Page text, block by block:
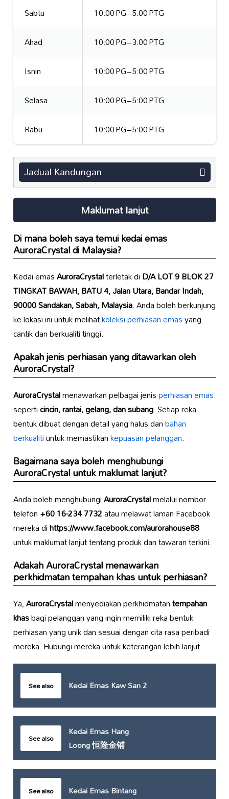
Sabtu
10:00 PG–5:00 PTG
Ahad
10:00 PG–3:00 PTG
Isnin
10:00 PG–5:00 PTG
Selasa
10:00 PG–5:00 PTG
Rabu
10:00 PG–5:00 PTG
Jadual Kandungan
Maklumat lanjut
Di mana boleh saya temui kedai emas
AuroraCrystal di Malaysia?
Kedai emasAuroraCrystalterletak diD/A LOT 9 BLOK 27
TINGKAT BAWAH, BATU 4, Jalan Utara, Bandar Indah,
90000 Sandakan, Sabah, Malaysia. Anda boleh berkunjung
ke lokasi ini untuk melihatkoleksi perhiasan emasyang
cantik dan berkualiti tinggi.
Apakah jenis perhiasan yang ditawarkan oleh
AuroraCrystal?
AuroraCrystalmenawarkan pelbagai jenisperhiasan emas
seperticincin, rantai, gelang, dan subang. Setiap reka
bentuk dibuat dengan detail yang halus danbahan
berkualitiuntuk memastikankepuasan pelanggan.
Bagaimana saya boleh menghubungi
AuroraCrystal untuk maklumat lanjut?
Anda boleh menghubungiAuroraCrystalmelalui nombor
telefon+60 16-234 7732atau melawat laman Facebook
mereka dihttps://www.facebook.com/aurorahouse88
untuk maklumat lanjut tentang produk dan tawaran terkini.
Adakah AuroraCrystal menawarkan
perkhidmatan tempahan khas untuk perhiasan?
Ya,AuroraCrystalmenyediakan perkhidmatantempahan
khasbagi pelanggan yang ingin memiliki reka bentuk
perhiasan yang unik dan sesuai dengan cita rasa peribadi
mereka. Hubungi mereka untuk keterangan lebih lanjut.
See also Kedai Emas Kaw San 2
See also
Kedai Emas Hang
Loong 恒隆金铺
See also Kedai Emas Bintang